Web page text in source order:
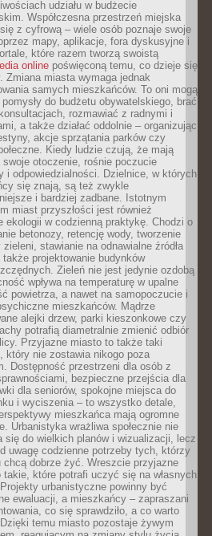
udziału w budżecie
Współczesna przestrzeń miejska
z cyfrową – wiele osób poznaje swoje
mapy, aplikacje, fora dyskusyjne i
które razem tworzą swoistą
online poświęconą temu, co dzieje się
Zmiana miasta wymaga jednak
samych mieszkańców. To oni mogą
pomysły do budżetu obywatelskiego, brać
rozmawiać z radnymi i
a także działać oddolnie – organizując
akcje sprzątania parków czy
Kiedy ludzie czują, że mają
swoje otoczenie, rośnie poczucie
i odpowiedzialności. Dzielnice, w których
się znają, są też zwykle
i bardziej zadbane. Istotnym
miast przyszłości jest również
ekologii w codzienną praktykę. Chodzi o
betonozy, retencję wody, tworzenie
zieleni, stawianie na odnawialne źródła
także projektowanie budynków
Zieleń nie jest jedynie ozdobą
wpływa na temperaturę w upalne
powietrza, a nawet na samopoczucie i
mieszkańców. Mądrze
alejki drzew, parki kieszonkowe czy
potrafią diametralnie zmienić odbiór
Przyjazne miasto to także taki
który nie zostawia nikogo poza
Dostępność przestrzeni dla osób z
bezpieczne przejścia dla
dla seniorów, spokojne miejsca do
i wyciszenia – to wszystko detale,
mieszkańca mają ogromne
Urbanistyka wrażliwa społecznie nie
się do wielkich planów i wizualizacji, lecz
uwagę codzienne potrzeby tych, którzy
chcą dobrze żyć. Wreszcie przyjazne
takie, które potrafi uczyć się na własnych
Projekty urbanistyczne powinny być
ewaluacji, a mieszkańcy – zapraszani
co się sprawdziło, a co warto
temu miasto pozostaje żywym